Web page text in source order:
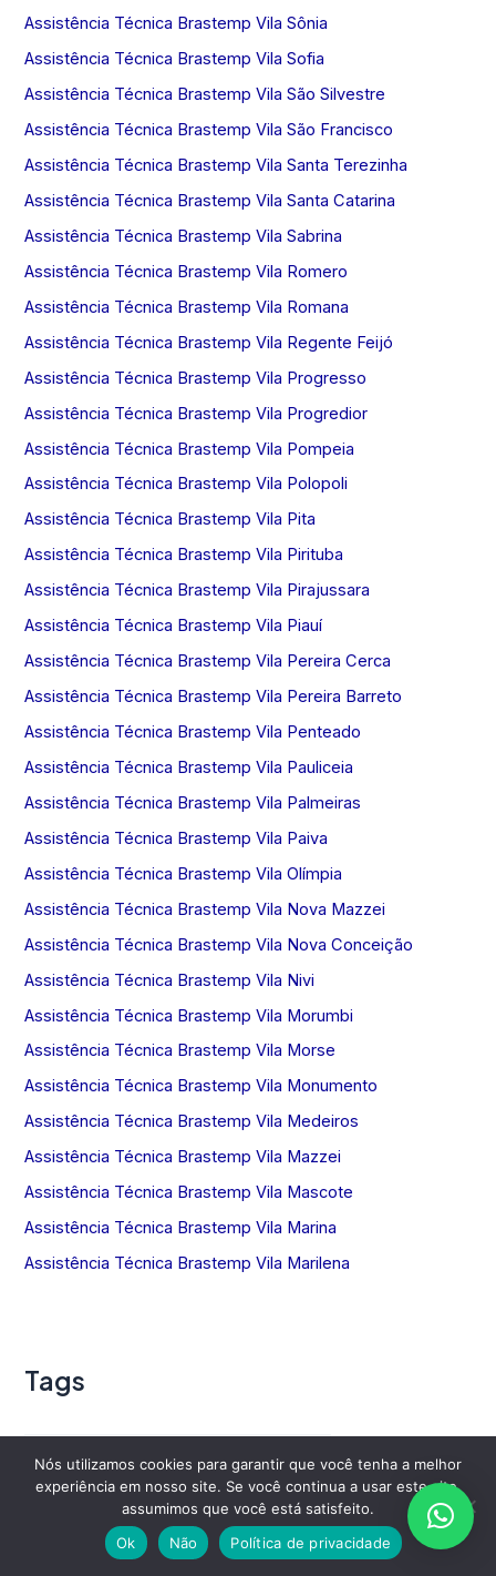
Assistência Técnica Brastemp Vila Sônia
Assistência Técnica Brastemp Vila Sofia
Assistência Técnica Brastemp Vila São Silvestre
Assistência Técnica Brastemp Vila São Francisco
Assistência Técnica Brastemp Vila Santa Terezinha
Assistência Técnica Brastemp Vila Santa Catarina
Assistência Técnica Brastemp Vila Sabrina
Assistência Técnica Brastemp Vila Romero
Assistência Técnica Brastemp Vila Romana
Assistência Técnica Brastemp Vila Regente Feijó
Assistência Técnica Brastemp Vila Progresso
Assistência Técnica Brastemp Vila Progredior
Assistência Técnica Brastemp Vila Pompeia
Assistência Técnica Brastemp Vila Polopoli
Assistência Técnica Brastemp Vila Pita
Assistência Técnica Brastemp Vila Pirituba
Assistência Técnica Brastemp Vila Pirajussara
Assistência Técnica Brastemp Vila Piauí
Assistência Técnica Brastemp Vila Pereira Cerca
Assistência Técnica Brastemp Vila Pereira Barreto
Assistência Técnica Brastemp Vila Penteado
Assistência Técnica Brastemp Vila Pauliceia
Assistência Técnica Brastemp Vila Palmeiras
Assistência Técnica Brastemp Vila Paiva
Assistência Técnica Brastemp Vila Olímpia
Assistência Técnica Brastemp Vila Nova Mazzei
Assistência Técnica Brastemp Vila Nova Conceição
Assistência Técnica Brastemp Vila Nivi
Assistência Técnica Brastemp Vila Morumbi
Assistência Técnica Brastemp Vila Morse
Assistência Técnica Brastemp Vila Monumento
Assistência Técnica Brastemp Vila Medeiros
Assistência Técnica Brastemp Vila Mazzei
Assistência Técnica Brastemp Vila Mascote
Assistência Técnica Brastemp Vila Marina
Assistência Técnica Brastemp Vila Marilena
Tags
assistência técnica brastemp tamboré
assistência técnica brastemp tatuapé
assistência técnica brastemp tremembé
Nós utilizamos cookies para garantir que você tenha a melhor
experiência em nosso site. Se você continua a usar este site,
assumimos que você está satisfeito.
Ok
Não Política de privacidade